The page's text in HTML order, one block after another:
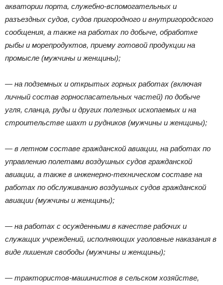
акватории порта, служебно-вспомогательных и
разъездных судов, судов пригородного и внутригородского
сообщения, а также на работах по добыче, обработке
рыбы и морепродуктов, приему готовой продукции на
промысле (мужчины и женщины);
— на подземных и открытых горных работах (включая
личный состав горноспасательных частей) по добыче
угля, сланца, руды и других полезных ископаемых и на
строительстве шахт и рудников (мужчины и женщины);
— в летном составе гражданской авиации, на работах по
управлению полетами воздушных судов гражданской
авиации, а также в инженерно-техническом составе на
работах по обслуживанию воздушных судов гражданской
авиации (мужчины и женщины);
— на работах с осужденными в качестве рабочих и
служащих учреждений, исполняющих уголовные наказания в
виде лишения свободы (мужчины и женщины);
— трактористов-машинистов в сельском хозяйстве,